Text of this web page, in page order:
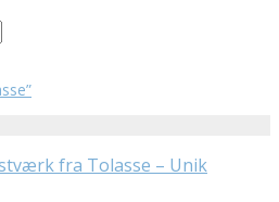
fra Tolasse – Unik